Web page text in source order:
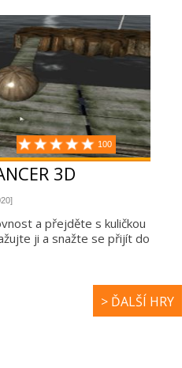
100
3D
a přejděte s kuličkou
ji a snažte se přijít do
> ĎALŠÍ HRY